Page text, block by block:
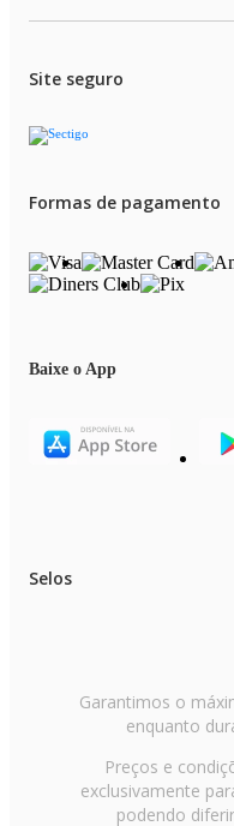
Site seguro
Formas de pagamento
Baixe o App
Selos
Garantimos o
enquanto
Preços e
exclusivamente
podendo